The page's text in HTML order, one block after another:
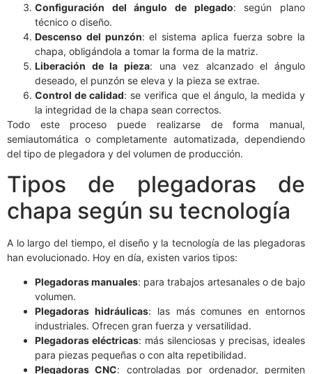
Configuración del ángulo de plegado: según plano
técnico o diseño.
Descenso del punzón: el sistema aplica fuerza sobre la
chapa, obligándola a tomar la forma de la matriz.
Liberación de la pieza: una vez alcanzado el ángulo
deseado, el punzón se eleva y la pieza se extrae.
Control de calidad: se verifica que el ángulo, la medida y
la integridad de la chapa sean correctos.
Todo este proceso puede realizarse de forma manual,
semiautomática o completamente automatizada, dependiendo
del tipo de plegadora y del volumen de producción.
Tipos de plegadoras de
chapa según su tecnología
A lo largo del tiempo, el diseño y la tecnología de las plegadoras
han evolucionado. Hoy en día, existen varios tipos:
Plegadoras manuales: para trabajos artesanales o de bajo
volumen.
Plegadoras hidráulicas: las más comunes en entornos
industriales. Ofrecen gran fuerza y versatilidad.
Plegadoras eléctricas: más silenciosas y precisas, ideales
para piezas pequeñas o con alta repetibilidad.
Plegadoras CNC: controladas por ordenador, permiten